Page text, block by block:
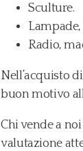
Sculture.
Radio,
Nell’acquisto
buon motivo
Chi vende a
valutazione